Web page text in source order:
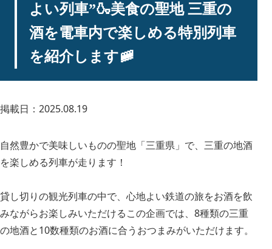
よい列車”🍶美食の聖地 三重の
酒を電車内で楽しめる特別列車
を紹介します🚞
掲載日：2025.08.19
自然豊かで美味しいものの聖地「三重県」で、三重の地酒
を楽しめる列車が走ります！
貸し切りの観光列車の中で、心地よい鉄道の旅をお酒を飲
みながらお楽しみいただけるこの企画では、8種類の三重
の地酒と10数種類のお酒に合うおつまみがいただけます。